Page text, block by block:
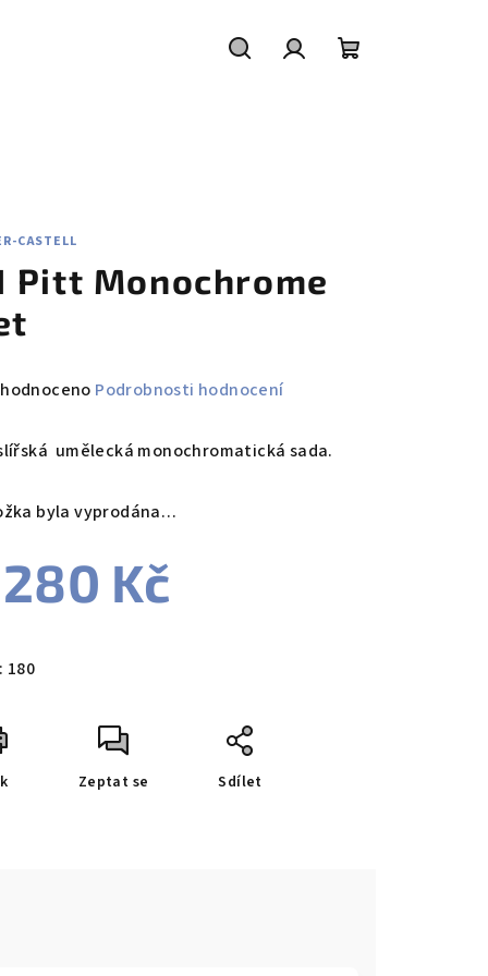
CASTELL
Pitt Monochrome
Podrobnosti hodnocení
umělecká monochromatická sada.
byla vyprodána…
Kč
180
Zeptat se Sdílet